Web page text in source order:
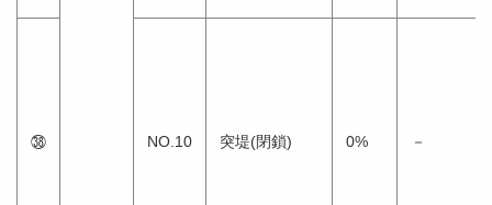
㊳ NO.10 突堤(閉鎖) 0% －